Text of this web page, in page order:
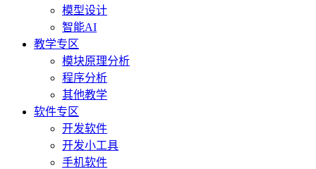
模型设计
智能AI
教学专区
模块原理分析
程序分析
其他教学
软件专区
开发软件
开发小工具
手机软件